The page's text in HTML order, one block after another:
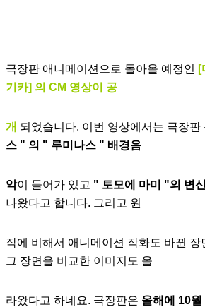
극장판 애니메이션으로 돌아올 예정인
기카] 의 CM 영상이 공
개 되었습니다. 이번 영상에서는 극장판
스 " 의 " 루미나스 " 배경음
악이 들어가 있고 " 토모에 마미 "의 변신
나왔다고 합니다. 그리고 원
작에 비해서 애니메이션 작화도 바뀐 장
그 장면 을 비교한 이미지도 올
라왔다고 하네요. 극장판은 올해에 10